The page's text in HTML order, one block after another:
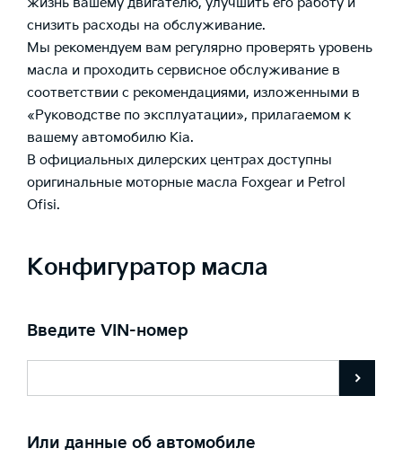
снизить расходы на обслуживание.
Мы рекомендуем вам регулярно проверять уровень
масла и проходить сервисное обслуживание в
соответствии с рекомендациями, изложенными в
«Руководстве по эксплуатации», прилагаемом к
вашему автомобилю Kia.
В официальных дилерских центрах доступны
оригинальные моторные масла Foxgear и Petrol
Ofisi.
Конфигуратор масла
Введите VIN-номер
Или данные об автомобиле